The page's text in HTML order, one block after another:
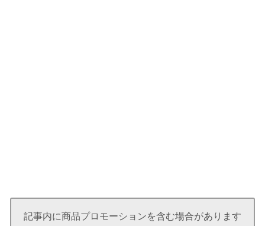
記事内に商品プロモーションを含む場合があります